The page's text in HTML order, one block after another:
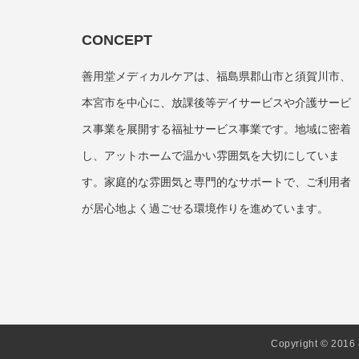
CONCEPT
善用堂メディカルケアは、福島県郡山市と須賀川市、
本宮市を中心に、放課後等デイサービスや介護サービ
ス事業を展開する福祉サービス事業です。地域に密着
し、アットホームで温かい雰囲気を大切にしていま
す。家庭的な雰囲気と専門的なサポートで、ご利用者
が居心地よく過ごせる環境作りを進めています。
Copyright © 2016